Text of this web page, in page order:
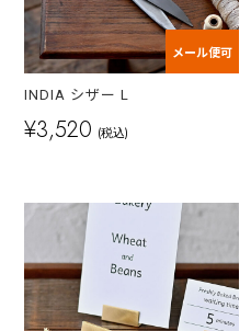
メール便可
INDIA シザー L
¥3,520 (税込)